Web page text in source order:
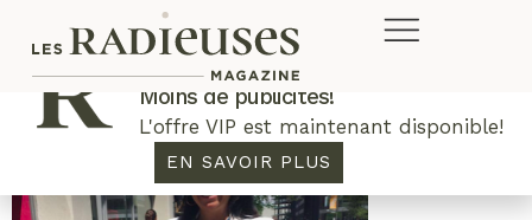
Plus de concours. Plus de rabais.
Moins de publicités!
L'offre VIP est maintenant disponible!
EN SAVOIR PLUS